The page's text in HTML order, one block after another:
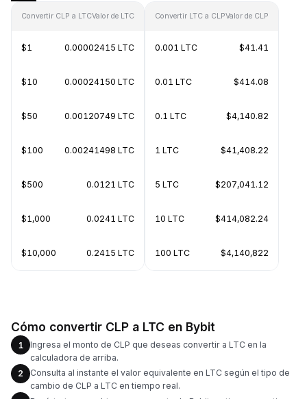
Convertir CLP a LTCValor de LTC
$1 0.00002415 LTC
$10 0.00024150 LTC
$50 0.00120749 LTC
$100 0.00241498 LTC
$500 0.0121 LTC
$1,000 0.0241 LTC
$10,000 0.2415 LTC
Convertir LTC a CLPValor de CLP
0.001 LTC $41.41
0.01 LTC $414.08
0.1 LTC $4,140.82
1 LTC $41,408.22
5 LTC $207,041.12
10 LTC $414,082.24
100 LTC $4,140,822
Cómo convertir CLP a LTC en Bybit
1
Ingresa el monto de CLP que deseas convertir a LTC en la
calculadora de arriba.
2
Consulta al instante el valor equivalente en LTC según el tipo de
cambio de CLP a LTC en tiempo real.